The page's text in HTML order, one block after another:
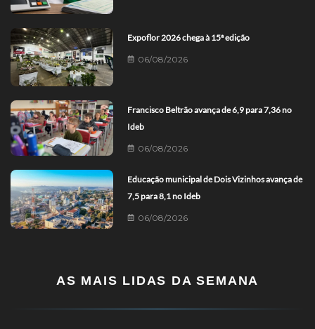
Expoflor 2026 chega à 15ª edição
06/08/2026
Francisco Beltrão avança de 6,9 para 7,36 no
Ideb
06/08/2026
Educação municipal de Dois Vizinhos avança de
7,5 para 8,1 no Ideb
06/08/2026
AS MAIS LIDAS DA SEMANA